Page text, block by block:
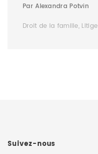
Par Alexandra Potvin
Droit de la famille, Litige
Suivez-nous